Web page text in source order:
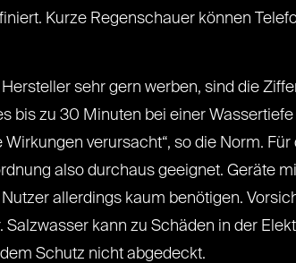
Kurze Regenschauer können
sehr gern werben, sind die
bis zu 30 Minuten bei einer Wassertiefe
verursacht“, so die Norm.
also durchaus geeignet. Geräte
allerdings kaum benötigen.
kann zu Schäden in der
Schutz nicht abgedeckt.